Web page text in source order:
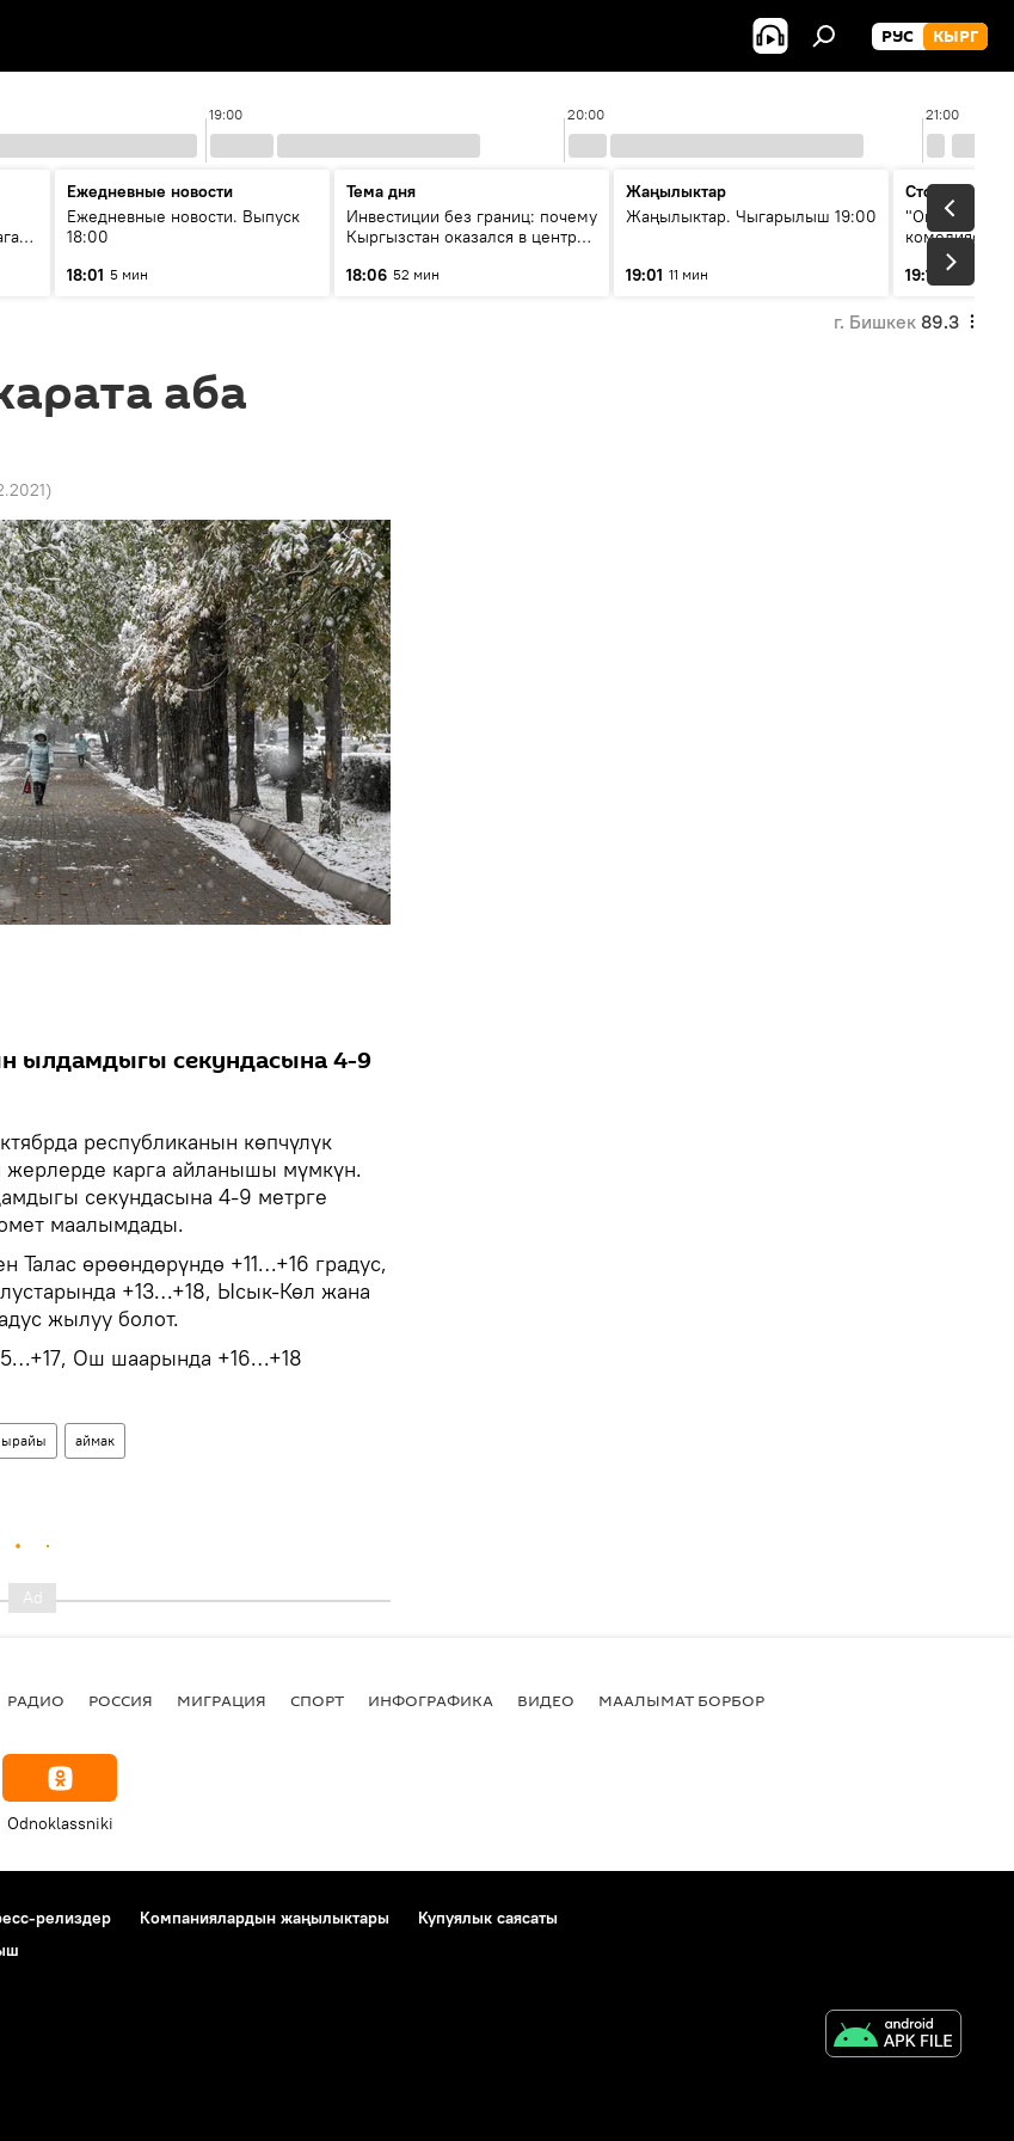
РУС КЫРГ
19:00 20:00 21:00
Ежедневные новости
Ежедневные новости. Выпуск
18:00
18:01 5 мин
Тема дня
Инвестиции без границ: почему
Кыргызстан оказался в центре
18:06 52 мин
Жаңылыктар
Жаңылыктар. Чыгарылыш 19:00
19:01 11 мин
Стоп кадр
"Окен ава" —
комедиясы
19:12
34 мин
г. Бишкек 89.3
аба
)
ылдамдыгы секундасына 4-9
республиканын көпчүлүк
карга айланышы мүмкүн.
секундасына 4-9 метрге
маалымдады.
өрөөндөрүндө +11…+16 градус,
+13…+18, Ысык-Көл жана
жылуу болот.
Ош шаарында +16…+18
ырайы аймак
РАДИО РОССИЯ МИГРАЦИЯ СПОРТ ИНФОГРАФИКА ВИДЕО МААЛЫМАТ БОРБОР
Odnoklassniki
релиздер Компаниялардын жаңылыктары
Купуялык саясаты